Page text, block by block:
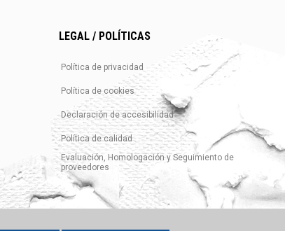
LEGAL / POLÍTICAS
Política de privacidad
Política de cookies
Declaración de accesibilidad
Política de calidad
Evaluación, Homologación y Seguimiento de
proveedores